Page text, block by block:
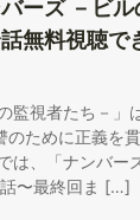
ーズ －ビ
無料視聴で
監視者たち－
のために正義を
は、「ナンバー
〜最終回ま […]